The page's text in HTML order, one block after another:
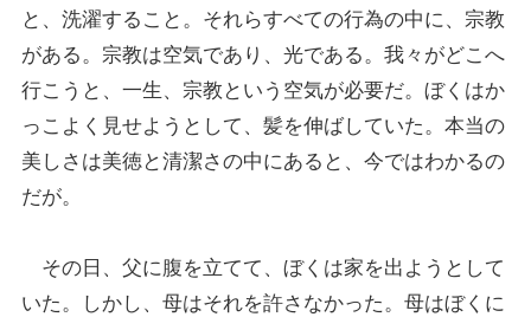
と、洗濯すること。それらすべての行為の中に、宗教
がある。宗教は空気であり、光である。我々がどこへ
行こうと、一生、宗教という空気が必要だ。ぼくはか
っこよく見せようとして、髪を伸ばしていた。本当の
美しさは美徳と清潔さの中にあると、今ではわかるの
だが。
その日、父に腹を立てて、ぼくは家を出ようとして
いた。しかし、母はそれを許さなかった。母はぼくに